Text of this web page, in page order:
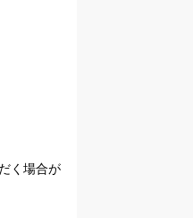
く場合が